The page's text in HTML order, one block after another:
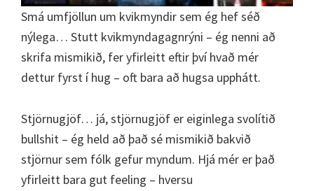
Smá umfjöllun um kvikmyndir sem ég hef séð
nýlega… Stutt kvikmyndagagnrýni – ég nenni að
skrifa mismikið, fer yfirleitt eftir því hvað mér
dettur fyrst í hug – oft bara að hugsa upphátt.
Stjörnugjöf… já, stjörnugjöf er eiginlega svolítið
bullshit – ég held að það sé mismikið bakvið
stjörnur sem fólk gefur myndum. Hjá mér er það
yfirleitt bara gut feeling – hversu